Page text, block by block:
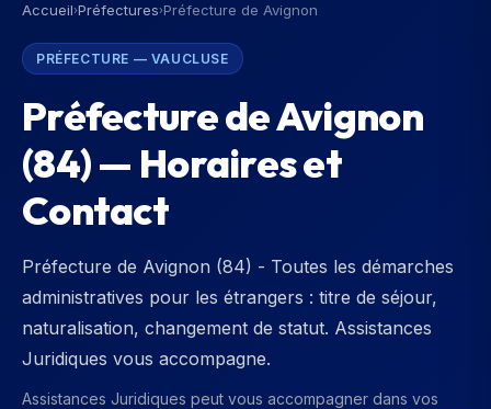
Accueil›Préfectures›Préfecture de Avignon
PRÉFECTURE — VAUCLUSE
Préfecture de Avignon
(84) — Horaires et
Contact
Préfecture de Avignon (84) - Toutes les démarches
administratives pour les étrangers : titre de séjour,
naturalisation, changement de statut. Assistances
Juridiques vous accompagne.
Assistances Juridiques peut vous accompagner dans vos